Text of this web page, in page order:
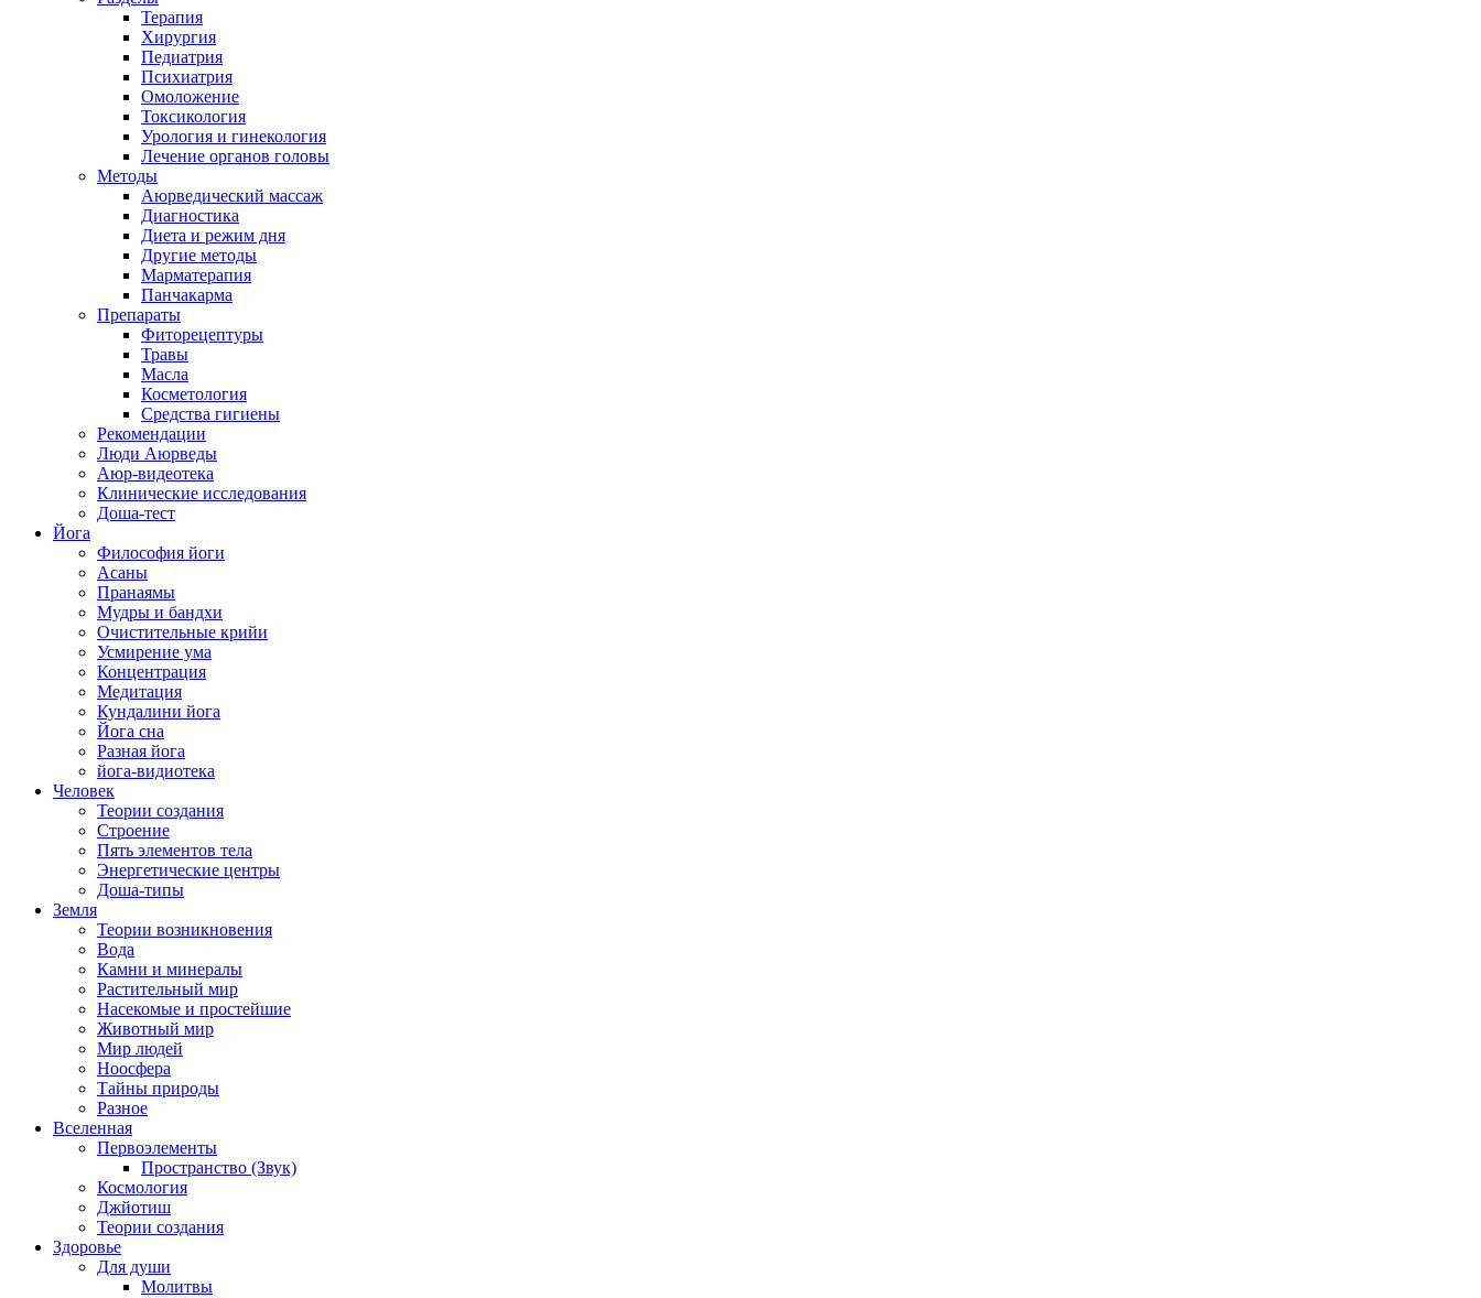
Терапия
Хирургия
Педиатрия
Психиатрия
Омоложение
Токсикология
Урология и гинекология
Лечение органов головы
Методы
Аюрведический массаж
Диагностика
Диета и режим дня
Другие методы
Марматерапия
Панчакарма
Препараты
Фиторецептуры
Травы
Масла
Косметология
Средства гигиены
Рекомендации
Люди Аюрведы
Аюр-видеотека
Клинические исследования
Доша-тест
Йога
Философия йоги
Асаны
Пранаямы
Мудры и бандхи
Очистительные крийи
Усмирение ума
Концентрация
Медитация
Кундалини йога
Йога сна
Разная йога
йога-видиотека
Человек
Теории создания
Строение
Пять элементов тела
Энергетические центры
Доша-типы
Земля
Теории возникновения
Вода
Камни и минералы
Растительный мир
Насекомые и простейшие
Животный мир
Мир людей
Ноосфера
Тайны природы
Разное
Вселенная
Первоэлементы
Пространство (Звук)
Космология
Джйотиш
Теории создания
Здоровье
Для души
Молитвы